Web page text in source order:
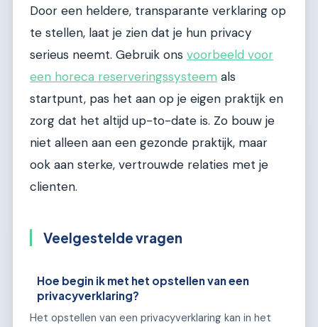
Door een heldere, transparante verklaring op
te stellen, laat je zien dat je hun privacy
serieus neemt. Gebruik ons voorbeeld voor
een horeca reserveringssysteem als
startpunt, pas het aan op je eigen praktijk en
zorg dat het altijd up-to-date is. Zo bouw je
niet alleen aan een gezonde praktijk, maar
ook aan sterke, vertrouwde relaties met je
clienten.
Veelgestelde vragen
Hoe begin ik met het opstellen van een
privacyverklaring?
Het opstellen van een privacyverklaring kan in het